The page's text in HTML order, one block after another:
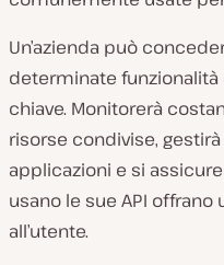
Un’azienda può
determinate
chiave. Monitorerà
risorse condivise,
applicazioni e si
usano le sue API offrano
all’utente.